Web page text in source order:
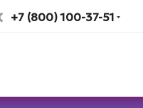
+7 (800) 100-37-51